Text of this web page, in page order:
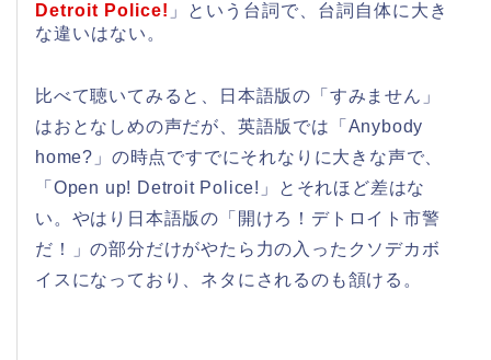
Detroit Police! 」という台詞で、台詞自体に大き
な違いはない。
比べて聴いてみると、日本語版の「すみません」
はおとなしめの声だが、英語版では「Anybody
home?」の時点ですでにそれなりに大きな声で、
「Open up! Detroit Police!」とそれほど差はな
い。やはり日本語版の「開けろ！デトロイト市警
だ！」の部分だけがやたら力の入ったクソデカボ
イスになっており、ネタにされるのも頷ける。